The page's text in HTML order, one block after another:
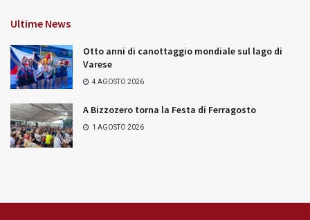
Ultime News
Otto anni di canottaggio mondiale sul lago di
Varese
4 AGOSTO 2026
A Bizzozero torna la Festa di Ferragosto
1 AGOSTO 2026